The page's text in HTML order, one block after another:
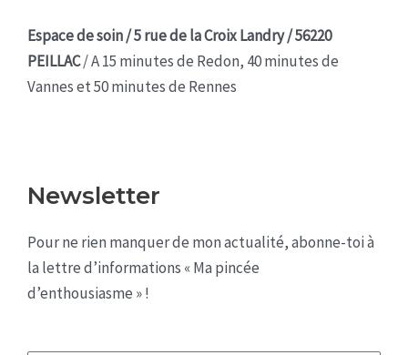
Espace de soin / 5 rue de la Croix Landry / 56220
PEILLAC/ A 15 minutes de Redon, 40 minutes de
Vannes et 50 minutes de Rennes
Newsletter
Pour ne rien manquer de mon actualité, abonne-toi à
la lettre d’informations « Ma pincée
d’enthousiasme » !